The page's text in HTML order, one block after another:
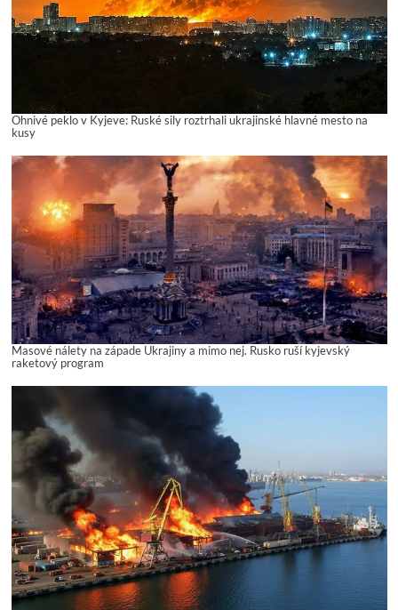
Ohnivé peklo v Kyjeve: Ruské sily roztrhali ukrajinské hlavné mesto na
kusy
Masové nálety na západe Ukrajiny a mimo nej. Rusko ruší kyjevský
raketový program